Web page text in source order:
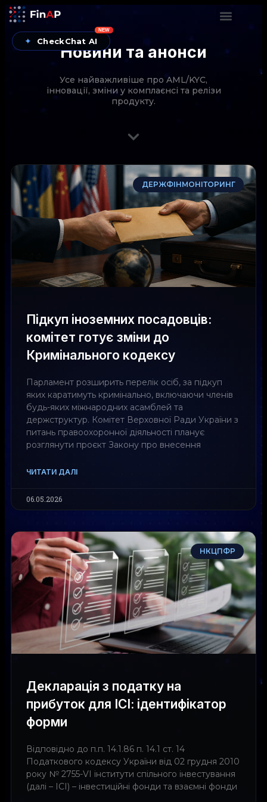
✦ CheckChat AI
NEW
Новини та анонси
Усе найважливіше про AML/KYC,
інновації, зміни у комплаєнсі та релізи
продукту.
ДЕРЖФІНМОНІТОРИНГ
Підкуп іноземних посадовців:
комітет готує зміни до
Кримінального кодексу
Парламент розширить перелік осіб, за підкуп
яких каратимуть кримінально, включаючи членів
будь-яких міжнародних асамблей та
держструктур. Комітет Верховної Ради України з
питань правоохоронної діяльності планує
розглянути проєкт Закону про внесення
ЧИТАТИ ДАЛІ
06.05.2026
НКЦПФР
Декларація з податку на
прибуток для ІСІ: ідентифікатор
форми
Відповідно до п.п. 14.1.86 п. 14.1 ст. 14
Податкового кодексу України від 02 грудня 2010
року № 2755-VI інститути спільного інвестування
(далі – ІСІ) – інвестиційні фонди та взаємні фонди